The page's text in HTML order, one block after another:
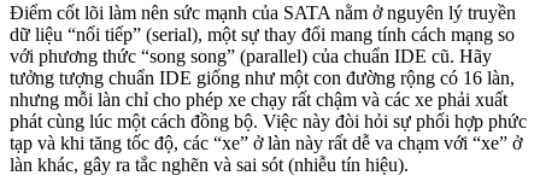
Điểm cốt lõi làm nên sức mạnh của SATA nằm ở nguyên lý truyền
dữ liệu “nối tiếp” (serial), một sự thay đổi mang tính cách mạng so
với phương thức “song song” (parallel) của chuẩn IDE cũ. Hãy
tưởng tượng chuẩn IDE giống như một con đường rộng có 16 làn,
nhưng mỗi làn chỉ cho phép xe chạy rất chậm và các xe phải xuất
phát cùng lúc một cách đồng bộ. Việc này đòi hỏi sự phối hợp phức
tạp và khi tăng tốc độ, các “xe” ở làn này rất dễ va chạm với “xe” ở
làn khác, gây ra tắc nghẽn và sai sót (nhiễu tín hiệu).